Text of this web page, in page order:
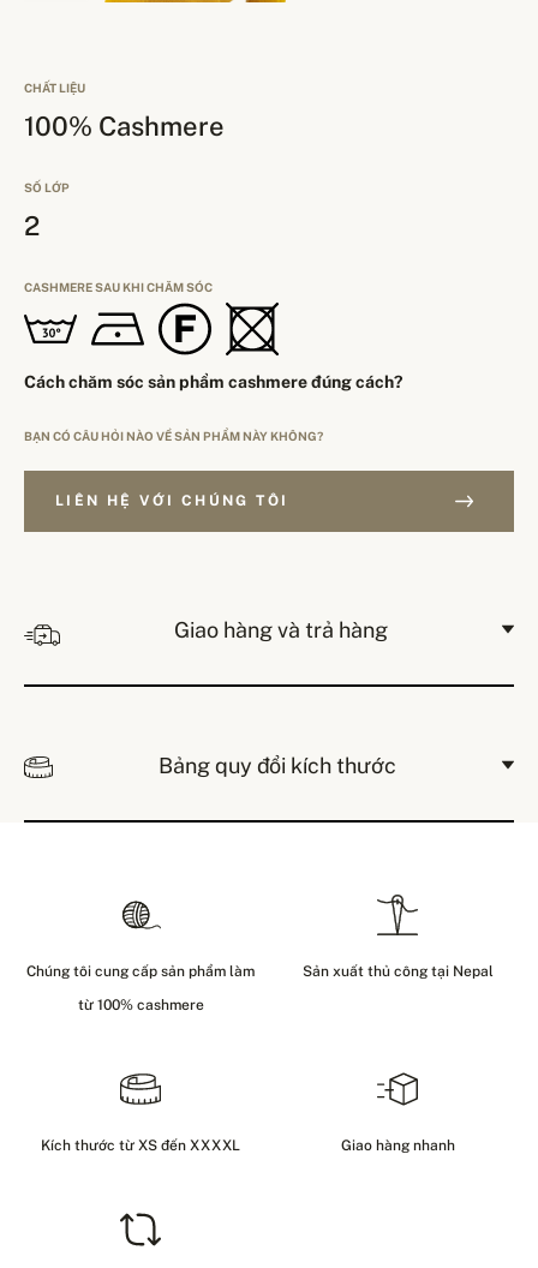
CHẤT LIỆU
100% Cashmere
SỐ LỚP
2
CASHMERE SAU KHI CHĂM SÓC
Cách chăm sóc sản phẩm cashmere đúng cách?
BẠN CÓ CÂU HỎI NÀO VỀ SẢN PHẨM NÀY KHÔNG?
LIÊN HỆ VỚI CHÚNG TÔI
Giao hàng và trả hàng
Bảng quy đổi kích thước
Chúng tôi cung cấp sản phẩm làm
từ 100% cashmere
Sản xuất thủ công tại Nepal
Kích thước từ XS đến XXXXL Giao hàng nhanh